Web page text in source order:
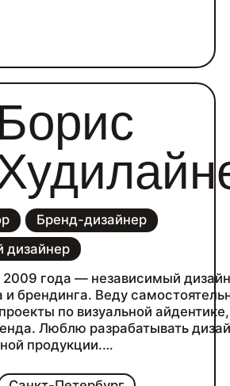
Бренд-дизайнер
дизайнер
2009 года — независимый
и брендинга. Веду
по визуальной айдентике,
Люблю разрабатывать
продукции.
3D специалисты,